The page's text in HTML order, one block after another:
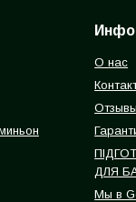
О нас
Отзывы
ДЛЯ
Мы в